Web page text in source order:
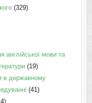
(329)
англійської мови та
(19)
в державному
(41)